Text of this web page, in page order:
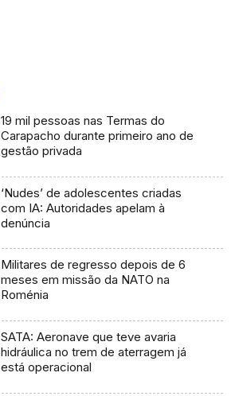
19 mil pessoas nas Termas do
Carapacho durante primeiro ano de
gestão privada
‘Nudes’ de adolescentes criadas
com IA: Autoridades apelam à
denúncia
Militares de regresso depois de 6
meses em missão da NATO na
Roménia
SATA: Aeronave que teve avaria
hidráulica no trem de aterragem já
está operacional